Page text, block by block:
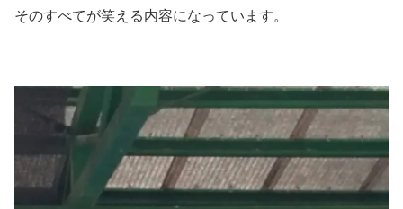
そのすべてが笑える内容になっています。